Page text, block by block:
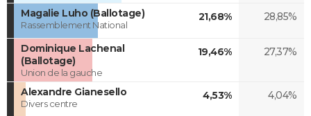
Magalie Luho (Ballotage)
Rassemblement National
21,68% 28,85%
Dominique Lachenal
(Ballotage)
Union de la gauche
19,46% 27,37%
Alexandre Gianesello
Divers centre
4,53% 4,04%